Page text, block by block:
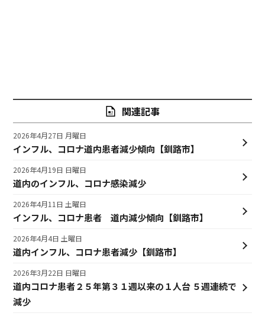
関連記事
インフル、コロナ道内患者減少傾向【釧路市】
2026年4月27日 月曜日
道内のインフル、コロナ感染減少
2026年4月19日 日曜日
インフル、コロナ患者 道内減少傾向【釧路市】
2026年4月11日 土曜日
道内インフル、コロナ患者減少【釧路市】
2026年4月4日 土曜日
道内コロナ患者２５年第３１週以来の１人台 ５週連続で
減少
2026年3月22日 日曜日